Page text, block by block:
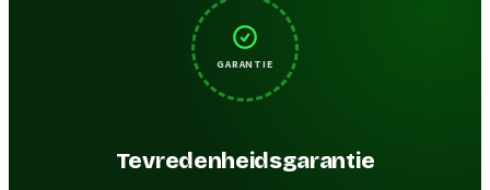
GARANTIE
Tevredenheidsgarantie